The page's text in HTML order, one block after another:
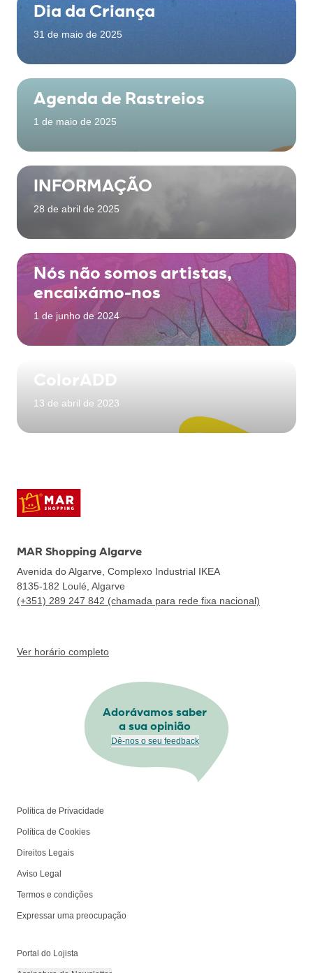
Dia da Criança
31 de maio de 2025
Agenda de Rastreios
1 de maio de 2025
INFORMAÇÃO
28 de abril de 2025
Nós não somos artistas,
encaixámo-nos
1 de junho de 2024
ColorADD
13 de abril de 2023
MAR Shopping Algarve
Avenida do Algarve, Complexo Industrial IKEA
8135-182 Loulé, Algarve
(+351) 289 247 842 (chamada para rede fixa nacional)
Ver horário completo
Adorávamos saber
a sua opinião
Dê-nos o seu feedback
Política de Privacidade
Política de Cookies
Direitos Legais
Aviso Legal
Termos e condições
Expressar uma preocupação
Portal do Lojista